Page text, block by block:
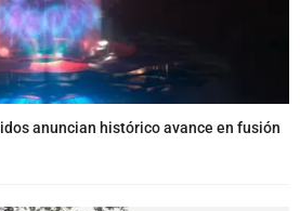
anuncian histórico avance en fusión